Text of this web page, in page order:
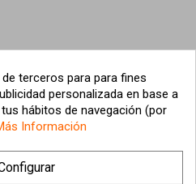
terceros para para fines
personalizada en base a
hábitos de navegación (por
Información